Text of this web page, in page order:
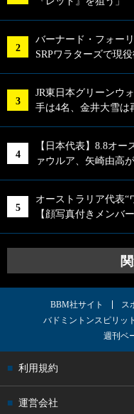
バーナード・フォー
SRPワラターズで現
JR東日本グリーンウ
手は4名、金井大雪は
【日本代表】8.8オ
ァウルア、矢崎由高
オーストラリア代表“
【顔写真付きメンバ
BBM社サイト ス
バドミントンスピリット
週刊ベ
利用規約
運営会社